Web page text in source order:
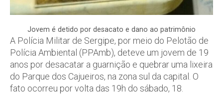
Jovem é detido por desacato e dano ao patrimônio
A Polícia Militar de Sergipe, por meio do Pelotão de
Polícia Ambiental (PPAmb), deteve um jovem de 19
anos por desacatar a guarnição e quebrar uma lixeira
do Parque dos Cajueiros, na zona sul da capital. O
fato ocorreu por volta das 19h do sábado, 18.